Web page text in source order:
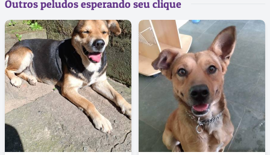
Outros peludos esperando seu clique